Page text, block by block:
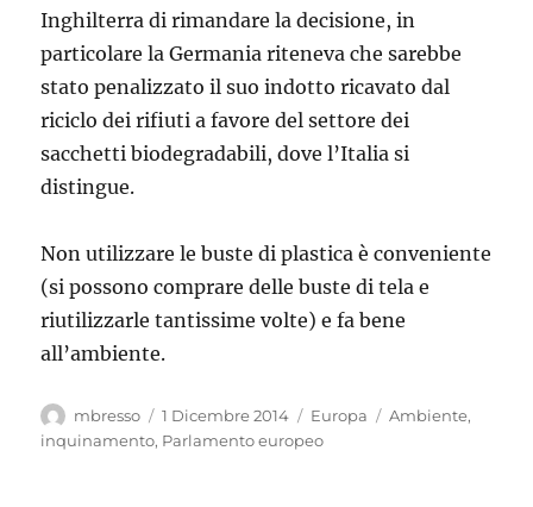
Inghilterra di rimandare la decisione, in
particolare la Germania riteneva che sarebbe
stato penalizzato il suo indotto ricavato dal
riciclo dei rifiuti a favore del settore dei
sacchetti biodegradabili, dove l’Italia si
distingue.
Non utilizzare le buste di plastica è conveniente
(si possono comprare delle buste di tela e
riutilizzarle tantissime volte) e fa bene
all’ambiente.
Autore
mbresso
Pubblicato
il
1 Dicembre 2014 Categorie
Europa Tag
Ambiente,
inquinamento, Parlamento europeo